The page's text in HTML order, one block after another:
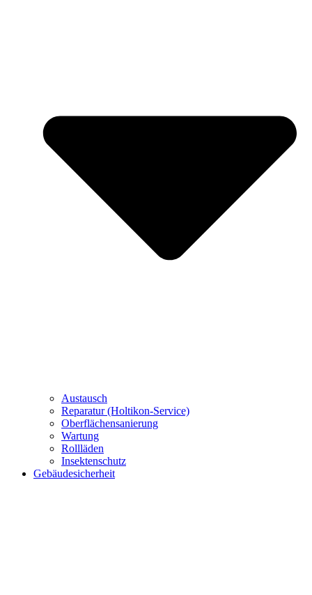
Austausch
Reparatur (Holtikon-Service)
Oberflächensanierung
Wartung
Rollläden
Insektenschutz
Gebäudesicherheit